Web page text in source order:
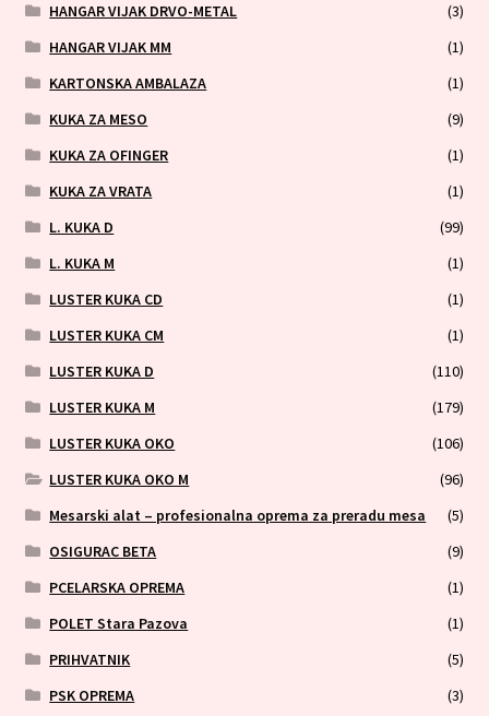
HANGAR VIJAK DRVO-METAL
(3)
HANGAR VIJAK MM
(1)
KARTONSKA AMBALAZA
(1)
KUKA ZA MESO
(9)
KUKA ZA OFINGER
(1)
KUKA ZA VRATA
(1)
L. KUKA D
(99)
L. KUKA M
(1)
LUSTER KUKA CD
(1)
LUSTER KUKA CM
(1)
LUSTER KUKA D
(110)
LUSTER KUKA M
(179)
LUSTER KUKA OKO
(106)
LUSTER KUKA OKO M
(96)
Mesarski alat – profesionalna oprema za preradu mesa
(5)
OSIGURAC BETA
(9)
PCELARSKA OPREMA
(1)
POLET Stara Pazova
(1)
PRIHVATNIK
(5)
PSK OPREMA
(3)